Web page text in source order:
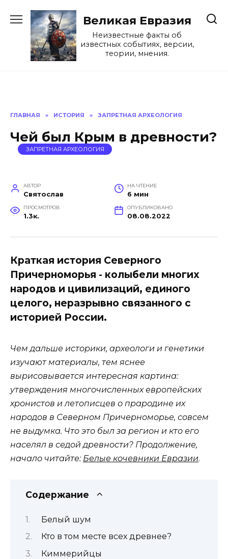
содержанию
Великая Евразия
Неизвестные факты об
известных событиях, версии,
теории, мнения.
ГЛАВНАЯ » ИСТОРИЯ » ЗАПРЕТНАЯ АРХЕОЛОГИЯ
Чей был Крым в древности?
ЗАПРЕТНАЯ АРХЕОЛОГИЯ
АВТОР
Святослав
НА ЧТЕНИЕ
6 мин
ПРОСМОТРОВ
1.3к.
ОПУБЛИКОВАНО
08.08.2022
Краткая история Северного
Причерноморья - колыбели многих
народов и цивилизаций, единого
целого, неразрывно связанного с
историей России.
Чем дальше историки, археологи и генетики
изучают материалы, тем яснее
вырисовывается интересная картина:
утверждения многочисленных европейских
хронистов и летописцев о прародине их
народов в Северном Причерноморье, совсем
не выдумка. Что это был за регион и кто его
населял в седой древности? Продолжение,
начало читайте: Белые кочевники Евразии.
Содержание
Белый шум
Кто в том месте всех древнее?
Киммерийцы